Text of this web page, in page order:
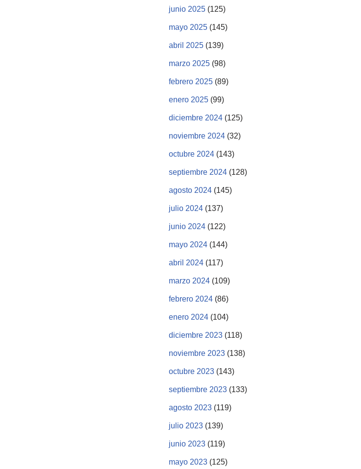
junio 2025 (125)
mayo 2025 (145)
abril 2025 (139)
marzo 2025 (98)
febrero 2025 (89)
enero 2025 (99)
diciembre 2024 (125)
noviembre 2024 (32)
octubre 2024 (143)
septiembre 2024 (128)
agosto 2024 (145)
julio 2024 (137)
junio 2024 (122)
mayo 2024 (144)
abril 2024 (117)
marzo 2024 (109)
febrero 2024 (86)
enero 2024 (104)
diciembre 2023 (118)
noviembre 2023 (138)
octubre 2023 (143)
septiembre 2023 (133)
agosto 2023 (119)
julio 2023 (139)
junio 2023 (119)
mayo 2023 (125)